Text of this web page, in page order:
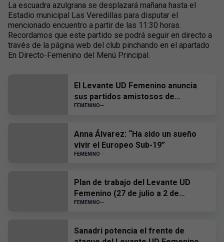
La escuadra azulgrana se desplazará mañana hasta el
Estadio municipal Las Veredillas para disputar el
mencionado encuentro a partir de las 11:30 horas.
Recordamos que este partido se podrá seguir en directo a
través de la página web del club pinchando en el apartado
En Directo-Femenino del Menú Principal.
El Levante UD Femenino anuncia
sus partidos amistosos de
pretemporada
FEMENINO
Anna Álvarez: “Ha sido un sueño
vivir el Europeo Sub-19”
FEMENINO
Plan de trabajo del Levante UD
Femenino (27 de julio a 2 de
agosto)
FEMENINO
Sanadri potencia el frente de